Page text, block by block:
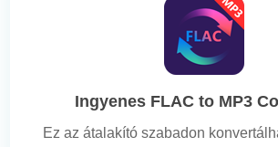
Ingyenes FLAC to MP3
Ez az átalakító szabadon